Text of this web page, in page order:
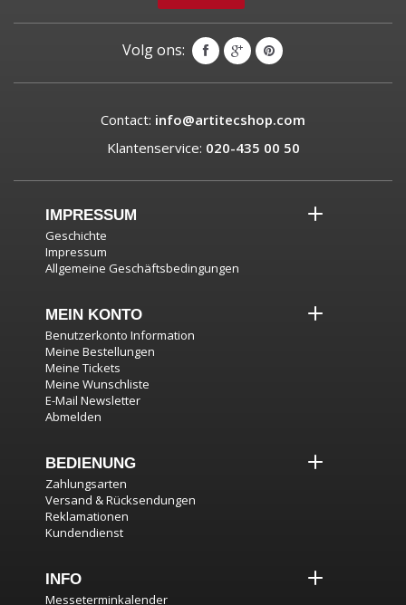
Volg ons:
Contact: info@artitecshop.com
Klantenservice: 020-435 00 50
IMPRESSUM
Geschichte
Impressum
Allgemeine Geschäftsbedingungen
MEIN KONTO
Benutzerkonto Information
Meine Bestellungen
Meine Tickets
Meine Wunschliste
E-Mail Newsletter
Abmelden
BEDIENUNG
Zahlungsarten
Versand & Rücksendungen
Reklamationen
Kundendienst
INFO
Messeterminkalender